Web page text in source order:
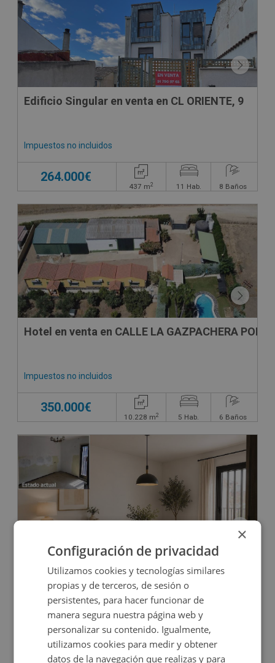
Edificio Singular en venta en CL ORIENTE, 9
Impuestos no incluidos
264.000€
437 m2 11 Hab. 8 Baños
Hotel en venta en CALLE LA GAZPACHERA
Impuestos no incluidos
350.000€
10.228 m2 5 Hab. 6 Baños
Edificio Singular en venta en Tortosa
Impuestos no incluidos
90.000€
310m2 8 Hab.
×
Configuración de privacidad
Utilizamos cookies y tecnologías similares
propias y de terceros, de sesión o
persistentes, para hacer funcionar de
manera segura nuestra página web y
personalizar su contenido. Igualmente,
utilizamos cookies para medir y obtener
datos de la navegación que realizas y para